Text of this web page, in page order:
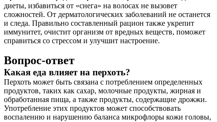
диеты, избавиться от «снега» на волосах не вызовет
сложностей. От дерматологических заболеваний не останется
и следа. Правильно составленный рацион также укрепит
иммунитет, очистит организм от вредных веществ, поможет
справиться со стрессом и улучшит настроение.
Вопрос-ответ
Какая еда влияет на перхоть?
Перхоть может быть связана с потреблением определенных
продуктов, таких как сахар, молочные продукты, жирная и
обработанная пища, а также продукты, содержащие дрожжи.
Употребление этих продуктов может способствовать
воспалению и нарушению баланса микрофлоры кожи головы,